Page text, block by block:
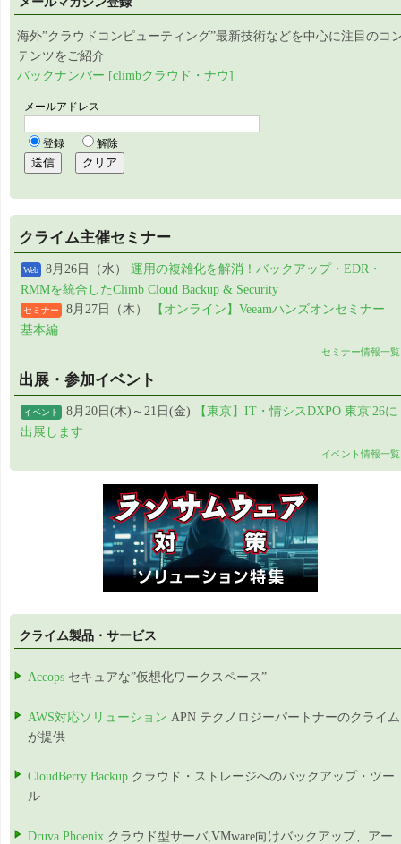
海外”クラウドコンピューティング”最新技術などを中心に注目のコ
テンツをご紹介
バックナンバー [climbクラウド・ナウ]
クライム主催セミナー
Web 8月26日（水） 運用の複雑化を解消！バックアップ・EDR・
RMMを統合したClimb Cloud Backup & Security
セミナー 8月27日（木）
【オンライン】Veeamハンズオンセミナー
基本編
セミナー情報一覧
出展・参加イベント
イベント 8月20日(木)～21日(金)
【東京】IT・情シスDXPO 東京'26に
出展します
イベント情報一覧
クライム製品・サービス
Accops セキュアな”仮想化ワークスペース”
AWS対応ソリューション APN テクノロジーパートナーのクライム
が提供
CloudBerry Backup クラウド・ストレージへのバックアップ・ツー
ル
Druva Phoenix クラウド型サーバ,VMware向けバックアップ、アー